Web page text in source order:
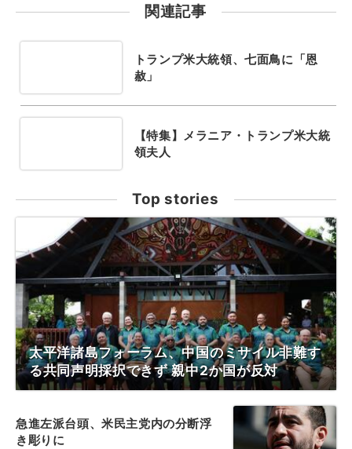
関連記事
トランプ米大統領、七面鳥に「恩
赦」
【特集】メラニア・トランプ米大統
領夫人
Top stories
太平洋諸島フォーラム、中国のミサイル非難す
る共同声明採択できず 親中2か国が反対
急進左派台頭、米民主党内の分断浮
き彫りに